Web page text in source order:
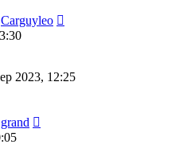
Carguyleo
2023, 12:25
grand